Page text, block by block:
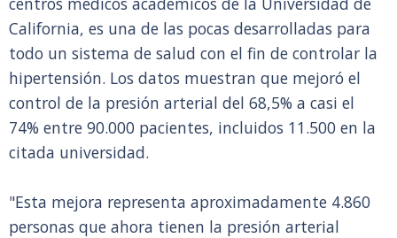
California, es una de las pocas desarrolladas para
todo un sistema de salud con el fin de controlar la
hipertensión. Los datos muestran que mejoró el
control de la presión arterial del 68,5% a casi el
74% entre 90.000 pacientes, incluidos 11.500 en la
citada universidad.
"Esta mejora representa aproximadamente 4.860
personas que ahora tienen la presión arterial